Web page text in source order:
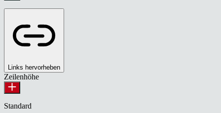
Links hervorheben
Zeilenhöhe
Standard